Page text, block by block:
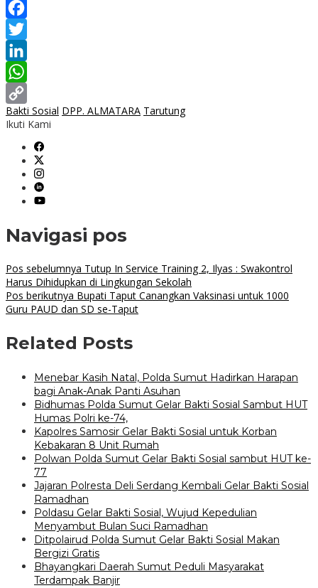
Facebook
Twitter
LinkedIn
WhatsApp
Copy
Bakti Sosial DPP. ALMATARA Tarutung
Ikuti Kami
Navigasi pos
Pos sebelumnya Tutup In Service Training 2, Ilyas : Swakontrol
Harus Dihidupkan di Lingkungan Sekolah
Pos berikutnya Bupati Taput Canangkan Vaksinasi untuk 1000
Guru PAUD dan SD se-Taput
Related Posts
Menebar Kasih Natal, Polda Sumut Hadirkan Harapan
bagi Anak-Anak Panti Asuhan
Bidhumas Polda Sumut Gelar Bakti Sosial Sambut HUT
Humas Polri ke-74,
Kapolres Samosir Gelar Bakti Sosial untuk Korban
Kebakaran 8 Unit Rumah
Polwan Polda Sumut Gelar Bakti Sosial sambut HUT ke-
77
Jajaran Polresta Deli Serdang Kembali Gelar Bakti Sosial
Ramadhan
Poldasu Gelar Bakti Sosial, Wujud Kepedulian
Menyambut Bulan Suci Ramadhan
Ditpolairud Polda Sumut Gelar Bakti Sosial Makan
Bergizi Gratis
Bhayangkari Daerah Sumut Peduli Masyarakat
Terdampak Banjir